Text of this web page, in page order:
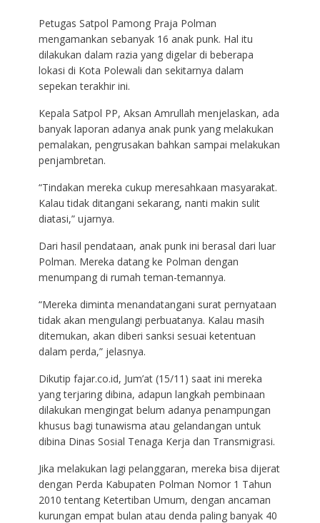
Petugas Satpol Pamong Praja Polman
mengamankan sebanyak 16 anak punk. Hal itu
dilakukan dalam razia yang digelar di beberapa
lokasi di Kota Polewali dan sekitarnya dalam
sepekan terakhir ini.
Kepala Satpol PP, Aksan Amrullah menjelaskan, ada
banyak laporan adanya anak punk yang melakukan
pemalakan, pengrusakan bahkan sampai melakukan
penjambretan.
“Tindakan mereka cukup meresahkaan masyarakat.
Kalau tidak ditangani sekarang, nanti makin sulit
diatasi,” ujarnya.
Dari hasil pendataan, anak punk ini berasal dari luar
Polman. Mereka datang ke Polman dengan
menumpang di rumah teman-temannya.
“Mereka diminta menandatangani surat pernyataan
tidak akan mengulangi perbuatanya. Kalau masih
ditemukan, akan diberi sanksi sesuai ketentuan
dalam perda,” jelasnya.
Dikutip fajar.co.id, Jum’at (15/11) saat ini mereka
yang terjaring dibina, adapun langkah pembinaan
dilakukan mengingat belum adanya penampungan
khusus bagi tunawisma atau gelandangan untuk
dibina Dinas Sosial Tenaga Kerja dan Transmigrasi.
Jika melakukan lagi pelanggaran, mereka bisa dijerat
dengan Perda Kabupaten Polman Nomor 1 Tahun
2010 tentang Ketertiban Umum, dengan ancaman
kurungan empat bulan atau denda paling banyak 40